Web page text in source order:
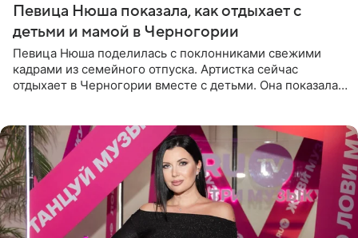
Певица Нюша показала, как отдыхает с
детьми и мамой в Черногории
Певица Нюша поделилась с поклонниками свежими
кадрами из семейного отпуска. Артистка сейчас
отдыхает в Черногории вместе с детьми. Она показала,